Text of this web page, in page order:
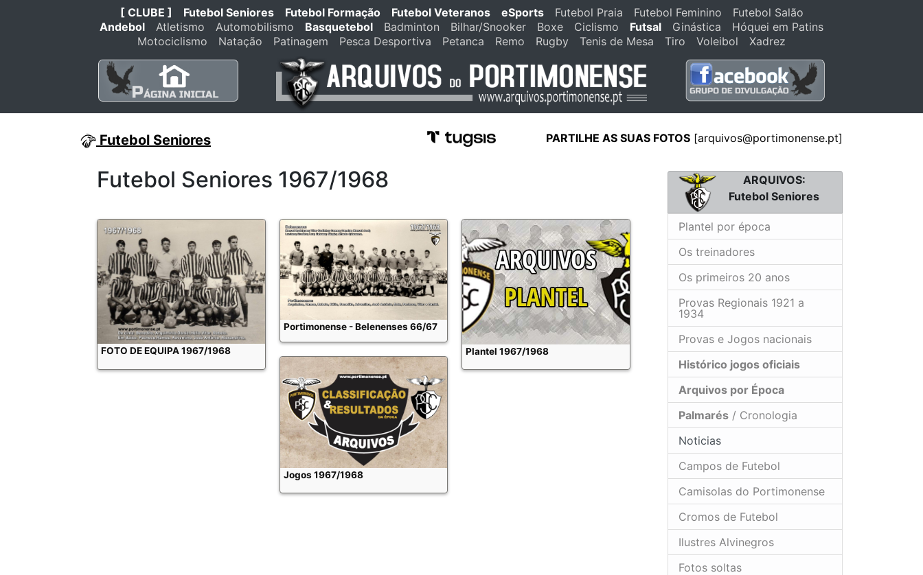
[ CLUBE ] Futebol Seniores Futebol Formação Futebol Veteranos eSports Futebol Praia Futebol Feminino
Futebol Salão
Andebol
Atletismo Automobilismo Basquetebol Badminton Bilhar/Snooker Boxe Ciclismo Futsal Ginástica
Hóquei em Patins
Motociclismo
Natação Patinagem Pesca Desportiva Petanca Remo Rugby Tenis de Mesa Tiro Voleibol Xadrez
Futebol Seniores PARTILHE AS SUAS FOTOS [arquivos@portimonense.pt]
ARQUIVOS:
Futebol Seniores
Plantel por época
Os treinadores
Os primeiros 20 anos
Provas Regionais 1921 a
1934
Provas e Jogos nacionais
Histórico jogos oficiais
Arquivos por Época
Palmarés / Cronologia
Noticias
Campos de Futebol
Camisolas do Portimonense
Cromos de Futebol
Ilustres Alvinegros
Fotos soltas
Futebol Seniores 1967/1968
FOTO DE EQUIPA 1967/1968
Portimonense - Belenenses 66/67
Plantel 1967/1968
Jogos 1967/1968